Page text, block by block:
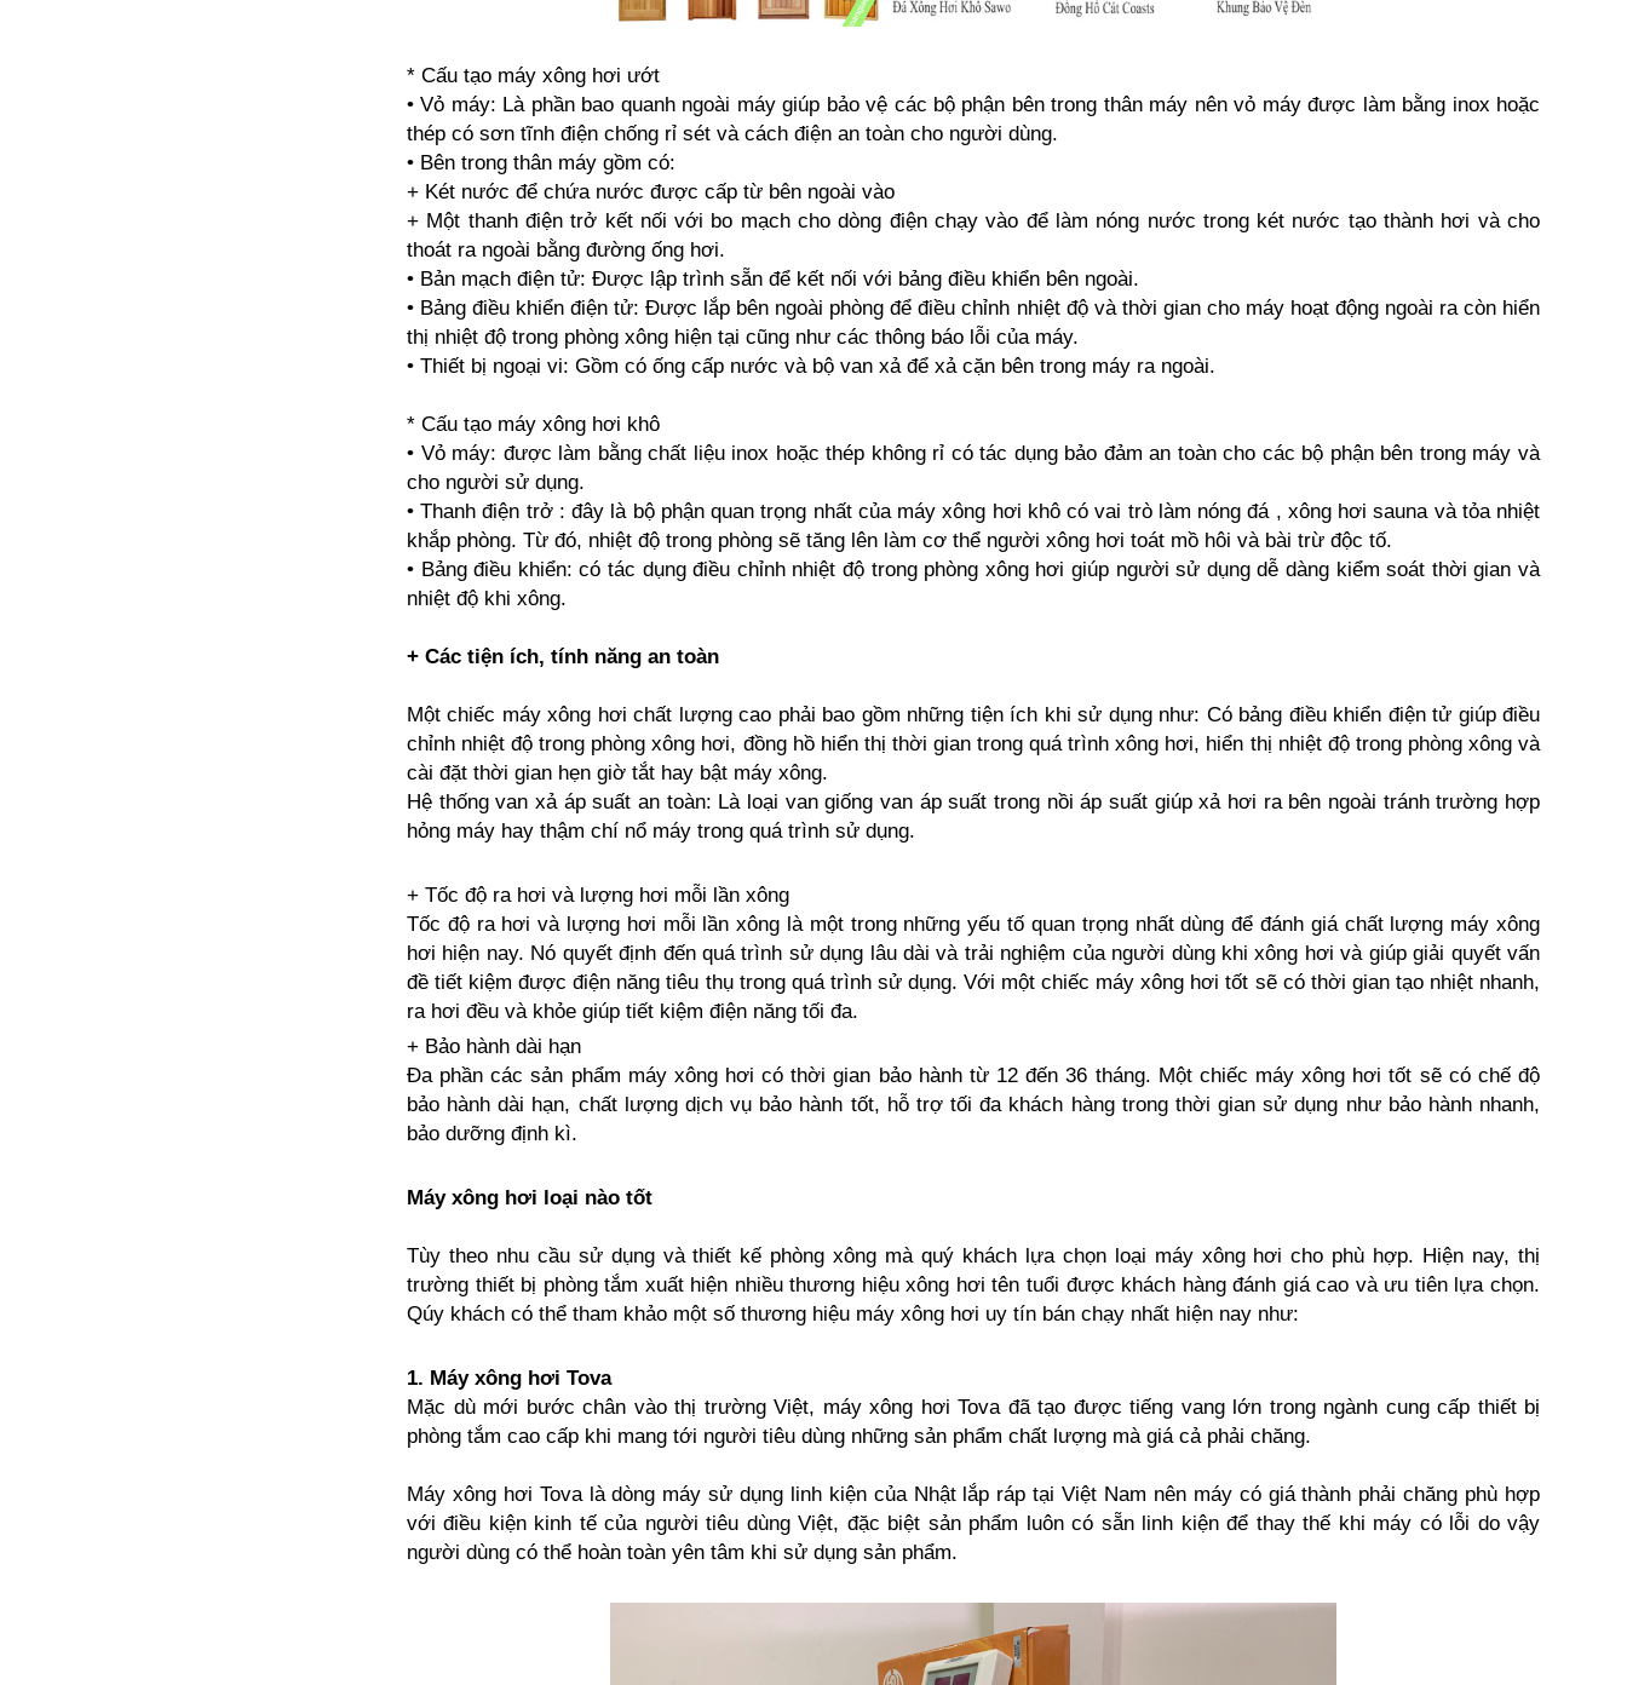
* Cấu tạo máy xông hơi ướt
• Vỏ máy: Là phần bao quanh ngoài máy giúp bảo vệ các bộ phận bên trong thân máy nên vỏ máy được làm bằng inox hoặc
thép có sơn tĩnh điện chống rỉ sét và cách điện an toàn cho người dùng.
• Bên trong thân máy gồm có:
+ Két nước để chứa nước được cấp từ bên ngoài vào
+ Một thanh điện trở kết nối với bo mạch cho dòng điện chạy vào để làm nóng nước trong két nước tạo thành hơi và cho
thoát ra ngoài bằng đường ống hơi.
• Bản mạch điện tử: Được lập trình sẵn để kết nối với bảng điều khiển bên ngoài.
• Bảng điều khiển điện tử: Được lắp bên ngoài phòng để điều chỉnh nhiệt độ và thời gian cho máy hoạt động ngoài ra còn hiển
thị nhiệt độ trong phòng xông hiện tại cũng như các thông báo lỗi của máy.
• Thiết bị ngoại vi: Gồm có ống cấp nước và bộ van xả để xả cặn bên trong máy ra ngoài.
* Cấu tạo máy xông hơi khô
• Vỏ máy: được làm bằng chất liệu inox hoặc thép không rỉ có tác dụng bảo đảm an toàn cho các bộ phận bên trong máy và
cho người sử dụng.
• Thanh điện trở : đây là bộ phận quan trọng nhất của máy xông hơi khô có vai trò làm nóng đá , xông hơi sauna và tỏa nhiệt
khắp phòng. Từ đó, nhiệt độ trong phòng sẽ tăng lên làm cơ thể người xông hơi toát mồ hôi và bài trừ độc tố.
• Bảng điều khiển: có tác dụng điều chỉnh nhiệt độ trong phòng xông hơi giúp người sử dụng dễ dàng kiểm soát thời gian và
nhiệt độ khi xông.
+ Các tiện ích, tính năng an toàn
Một chiếc máy xông hơi chất lượng cao phải bao gồm những tiện ích khi sử dụng như: Có bảng điều khiển điện tử giúp điều
chỉnh nhiệt độ trong phòng xông hơi, đồng hồ hiển thị thời gian trong quá trình xông hơi, hiển thị nhiệt độ trong phòng xông và
cài đặt thời gian hẹn giờ tắt hay bật máy xông.
Hệ thống van xả áp suất an toàn: Là loại van giống van áp suất trong nồi áp suất giúp xả hơi ra bên ngoài tránh trường hợp
hỏng máy hay thậm chí nổ máy trong quá trình sử dụng.
+ Tốc độ ra hơi và lượng hơi mỗi lần xông
Tốc độ ra hơi và lượng hơi mỗi lần xông là một trong những yếu tố quan trọng nhất dùng để đánh giá chất lượng máy xông
hơi hiện nay. Nó quyết định đến quá trình sử dụng lâu dài và trải nghiệm của người dùng khi xông hơi và giúp giải quyết vấn
đề tiết kiệm được điện năng tiêu thụ trong quá trình sử dụng. Với một chiếc máy xông hơi tốt sẽ có thời gian tạo nhiệt nhanh,
ra hơi đều và khỏe giúp tiết kiệm điện năng tối đa.
+ Bảo hành dài hạn
Đa phần các sản phẩm máy xông hơi có thời gian bảo hành từ 12 đến 36 tháng. Một chiếc máy xông hơi tốt sẽ có chế độ
bảo hành dài hạn, chất lượng dịch vụ bảo hành tốt, hỗ trợ tối đa khách hàng trong thời gian sử dụng như bảo hành nhanh,
bảo dưỡng định kì.
Máy xông hơi loại nào tốt
Tùy theo nhu cầu sử dụng và thiết kế phòng xông mà quý khách lựa chọn loại máy xông hơi cho phù hợp. Hiện nay, thị
trường thiết bị phòng tắm xuất hiện nhiều thương hiệu xông hơi tên tuổi được khách hàng đánh giá cao và ưu tiên lựa chọn.
Qúy khách có thể tham khảo một số thương hiệu máy xông hơi uy tín bán chạy nhất hiện nay như:
1. Máy xông hơi Tova
Mặc dù mới bước chân vào thị trường Việt, máy xông hơi Tova đã tạo được tiếng vang lớn trong ngành cung cấp thiết bị
phòng tắm cao cấp khi mang tới người tiêu dùng những sản phẩm chất lượng mà giá cả phải chăng.
Máy xông hơi Tova là dòng máy sử dụng linh kiện của Nhật lắp ráp tại Việt Nam nên máy có giá thành phải chăng phù hợp
với điều kiện kinh tế của người tiêu dùng Việt, đặc biệt sản phẩm luôn có sẵn linh kiện để thay thế khi máy có lỗi do vậy
người dùng có thể hoàn toàn yên tâm khi sử dụng sản phẩm.